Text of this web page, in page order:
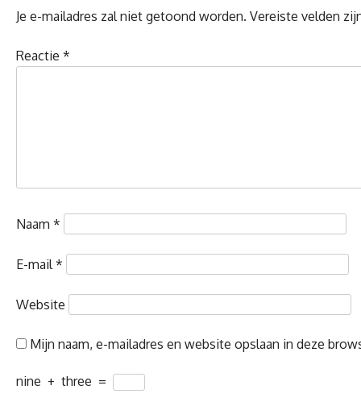
Je e-mailadres zal niet getoond worden. Vereiste velden
Reactie *
Naam *
E-mail *
Website
Mijn naam, e-mailadres en website opslaan in deze
nine + three =